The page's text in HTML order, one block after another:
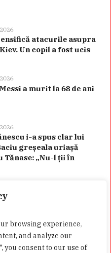
browsing experience,
and analyze our
you consent to our use of
atacurile asupra
Un copil a fost ucis
a murit la 68 de ani
i-a spus clar lui
greșeala uriașă
Tănase: „Nu-l ții în